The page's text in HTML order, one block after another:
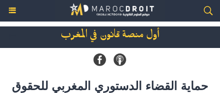
أول منصة قانون في المغرب
حماية القضاء الدستوري المغربي للحقوق